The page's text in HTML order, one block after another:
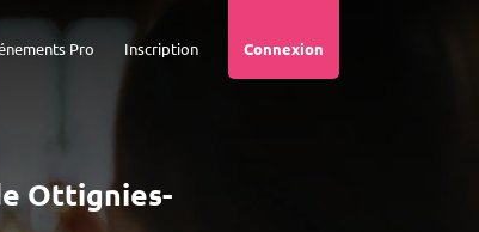
Connexion
Inscription
Pro
Ottignies-